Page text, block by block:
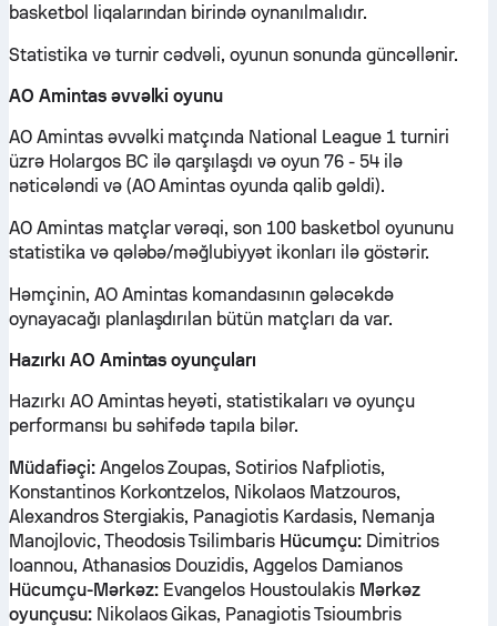
basketbol liqalarından birində oynanılmalıdır.
Statistika və turnir cədvəli, oyunun sonunda güncəllənir.
AO Amintas əvvəlki oyunu
AO Amintas əvvəlki matçında National League 1 turniri
üzrə Holargos BC ilə qarşılaşdı və oyun 76 - 54 ilə
nəticələndi və (AO Amintas oyunda qalib gəldi).
AO Amintas matçlar vərəqi, son 100 basketbol oyununu
statistika və qələbə/məğlubiyyət ikonları ilə göstərir.
Həmçinin, AO Amintas komandasının gələcəkdə
oynayacağı planlaşdırılan bütün matçları da var.
Hazırkı AO Amintas oyunçuları
Hazırkı AO Amintas heyəti, statistikaları və oyunçu
performansı bu səhifədə tapıla bilər.
Müdafiəçi:Angelos Zoupas, Sotirios Nafpliotis,
Konstantinos Korkontzelos, Nikolaos Matzouros,
Alexandros Stergiakis, Panagiotis Kardasis, Nemanja
Manojlovic, Theodosis Tsilimbaris Hücumçu:Dimitrios
Ioannou, Athanasios Douzidis, Aggelos Damianos
Hücumçu-Mərkəz:Evangelos Houstoulakis Mərkəz
oyunçusu:Nikolaos Gikas, Panagiotis Tsioumbris